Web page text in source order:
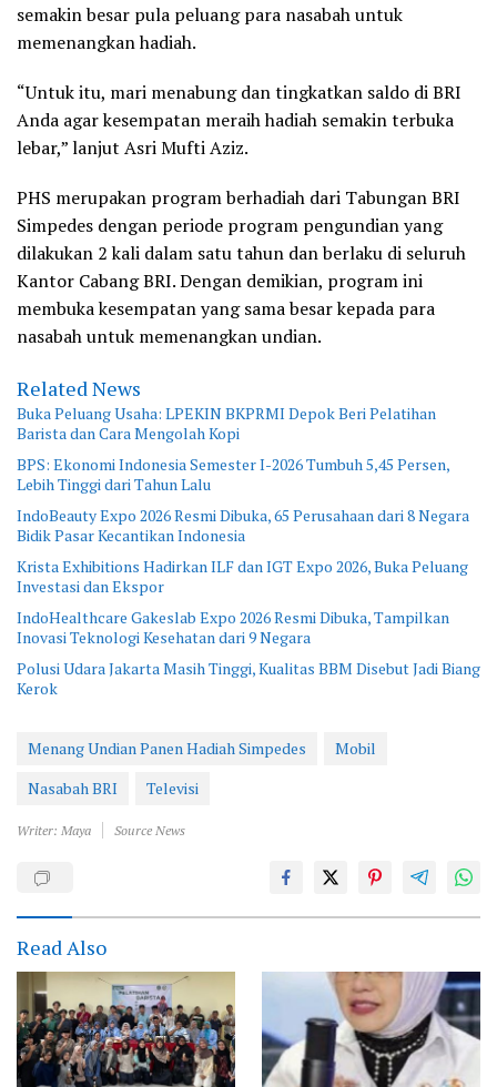
semakin besar pula peluang para nasabah untuk
memenangkan hadiah.
“Untuk itu, mari menabung dan tingkatkan saldo di BRI
Anda agar kesempatan meraih hadiah semakin terbuka
lebar,” lanjut Asri Mufti Aziz.
PHS merupakan program berhadiah dari Tabungan BRI
Simpedes dengan periode program pengundian yang
dilakukan 2 kali dalam satu tahun dan berlaku di seluruh
Kantor Cabang BRI. Dengan demikian, program ini
membuka kesempatan yang sama besar kepada para
nasabah untuk memenangkan undian.
Related News
Buka Peluang Usaha: LPEKIN BKPRMI Depok Beri Pelatihan
Barista dan Cara Mengolah Kopi
BPS: Ekonomi Indonesia Semester I-2026 Tumbuh 5,45 Persen,
Lebih Tinggi dari Tahun Lalu
IndoBeauty Expo 2026 Resmi Dibuka, 65 Perusahaan dari 8 Negara
Bidik Pasar Kecantikan Indonesia
Krista Exhibitions Hadirkan ILF dan IGT Expo 2026, Buka Peluang
Investasi dan Ekspor
IndoHealthcare Gakeslab Expo 2026 Resmi Dibuka, Tampilkan
Inovasi Teknologi Kesehatan dari 9 Negara
Polusi Udara Jakarta Masih Tinggi, Kualitas BBM Disebut Jadi Biang
Kerok
Menang Undian Panen Hadiah Simpedes
Mobil
Nasabah BRI
Televisi
Writer: Maya Source News
Read Also